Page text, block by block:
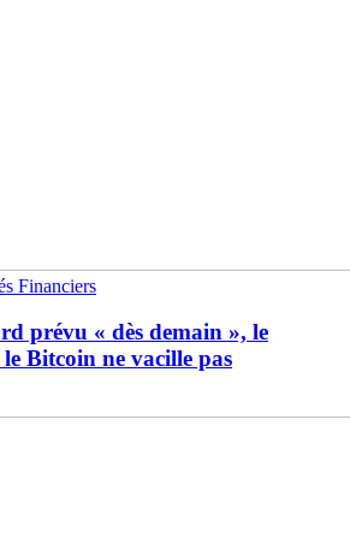
Financiers
prévu « dès demain », le
Bitcoin ne vacille pas